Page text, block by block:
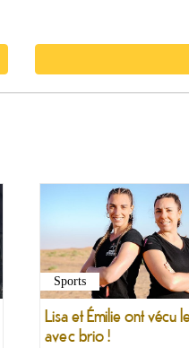
Sports
Lisa et Émilie ont vécu
avec brio !